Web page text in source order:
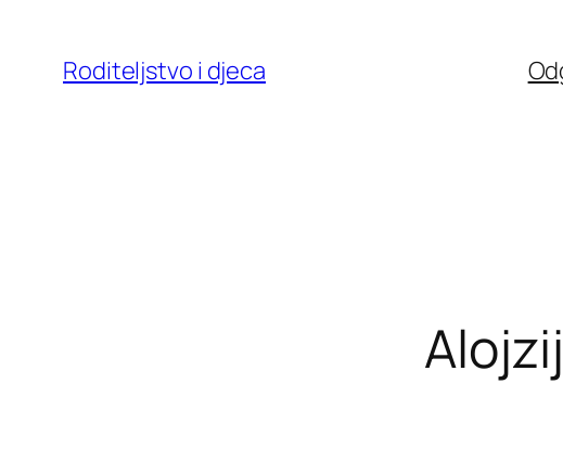
sadržaja
Roditeljstvo i djeca